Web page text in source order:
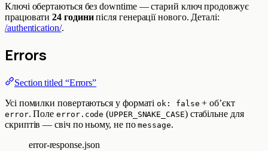
Ключі обертаються без downtime — старий ключ продовжує
працювати24 годинипісля генерації нового. Деталі:
/authentication/.
Errors
Section titled “Errors”
Усі помилки повертаються у форматіok: false + об’єкт
error. Полеerror.code (UPPER_SNAKE_CASE) стабільне для
скриптів — свіч по ньому, не поmessage.
error-response.json